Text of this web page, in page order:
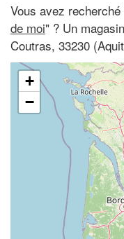
Vous avez recherché
de moi" ? Un
Coutras, 33230
+
−